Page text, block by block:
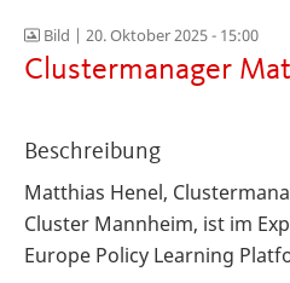
Bild | 20. Oktober 2025 - 15:00
Clustermanager
Beschreibung
Matthias Henel,
Cluster Mannheim, ist im
Europe Policy Learning